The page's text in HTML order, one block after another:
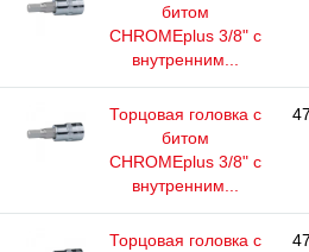
битом
CHROMEplus 3/8" с
внутренним...
Торцовая головка с
битом
CHROMEplus 3/8" с
внутренним...
Торцовая головка с